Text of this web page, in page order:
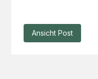
Ansicht Post